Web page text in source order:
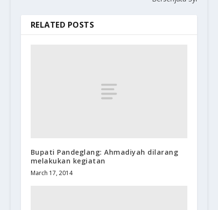
RELATED POSTS
Bupati Pandeglang: Ahmadiyah dilarang
melakukan kegiatan
March 17, 2014